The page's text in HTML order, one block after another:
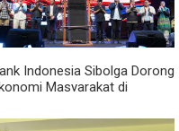
Indonesia Sibolga Dorong
Masyarakat di